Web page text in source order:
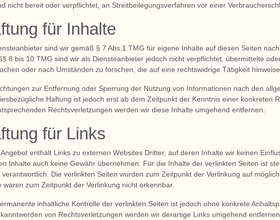
nicht bereit oder verpflichtet, an Streitbeilegungsverfahren vor einer
für Inhalte
sind wir gemäß § 7 Abs.1 TMG für eigene Inhalte auf diesen Seiten
8 bis 10 TMG sind wir als Diensteanbieter jedoch nicht verpflichtet, übermittelte
oder nach Umständen zu forschen, die auf eine rechtswidrige Tätigkeit
zur Entfernung oder Sperrung der Nutzung von Informationen nach den
Haftung ist jedoch erst ab dem Zeitpunkt der Kenntnis einer konkreten
Rechtsverletzungen werden wir diese Inhalte umgehend entfernen.
für Links
enthält Links zu externen Websites Dritter, auf deren Inhalte wir keinen
Inhalte auch keine Gewähr übernehmen. Für die Inhalte der verlinkten Seiten ist
verantwortlich. Die verlinkten Seiten wurden zum Zeitpunkt der Verlinkung auf
waren zum Zeitpunkt der Verlinkung nicht erkennbar.
inhaltliche Kontrolle der verlinkten Seiten ist jedoch ohne konkrete
von Rechtsverletzungen werden wir derartige Links umgehend entfernen.